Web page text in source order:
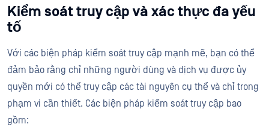
Kiểm soát truy cập và xác thực đa yếu
tố
Với các biện pháp kiểm soát truy cập mạnh mẽ, bạn có thể
đảm bảo rằng chỉ những người dùng và dịch vụ được ủy
quyền mới có thể truy cập các tài nguyên cụ thể và chỉ trong
phạm vi cần thiết. Các biện pháp kiểm soát truy cập bao
gồm: